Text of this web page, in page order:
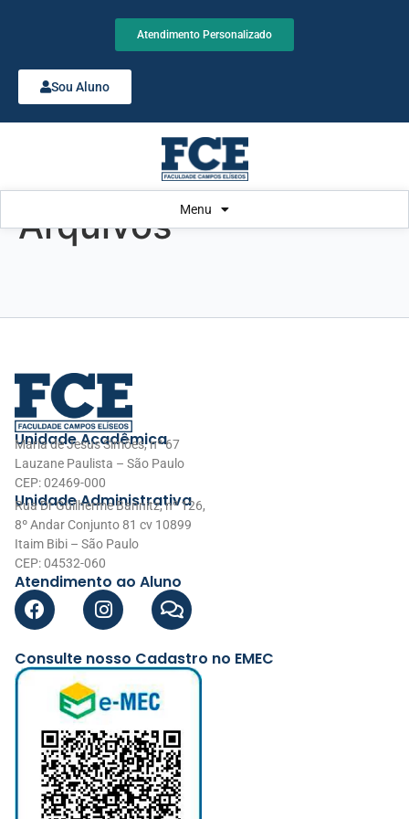
Atendimento Personalizado
Sou Aluno
Menu
Arquivos
Unidade Acadêmica
Maria de Jesus Simões, nº 67
Lauzane Paulista – São Paulo
CEP: 02469-000
Unidade Administrativa
Rua Dr Guilherme Bannitz, nº 126,
8º Andar Conjunto 81 cv 10899
Itaim Bibi – São Paulo
CEP: 04532-060
Atendimento ao Aluno
Consulte nosso Cadastro no EMEC